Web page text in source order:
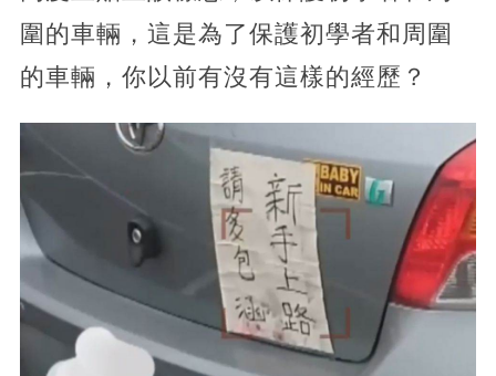
圍的車輛，這是為了保護初學者和周圍
的車輛，你以前有沒有這樣的經歷？